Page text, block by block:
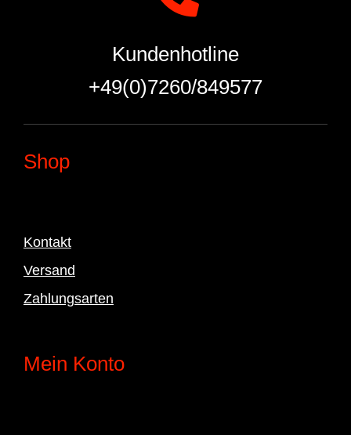
Kundenhotline
+49(0)7260/849577
Shop
Kontakt
Versand
Zahlungsarten
Mein Konto